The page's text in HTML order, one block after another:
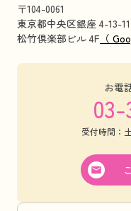
〒104-0061
東京都中央区銀座 4-13-11
松竹倶楽部ビル 4F （
お電
03-
受付時間：